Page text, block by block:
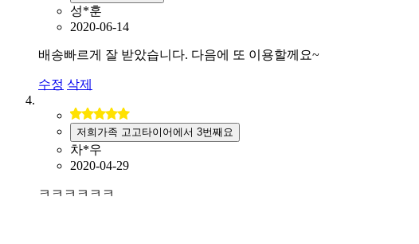
성*훈
2020-06-14
배송빠르게 잘 받았습니다. 다음에 또 이용할께요~
수정 삭제
저희가족 고고타이어에서 3번째요
차*우
2020-04-29
ㅋㅋㅋㅋㅋㅋ